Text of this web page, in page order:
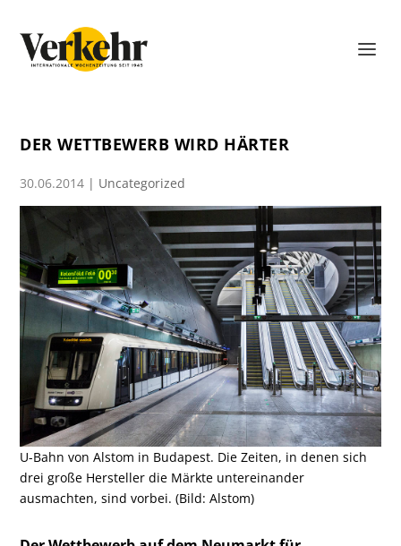
DER WETTBEWERB WIRD HÄRTER
30.06.2014 | Uncategorized
U-Bahn von Alstom in Budapest. Die Zeiten, in denen sich
drei große Hersteller die Märkte untereinander
ausmachten, sind vorbei. (Bild: Alstom)